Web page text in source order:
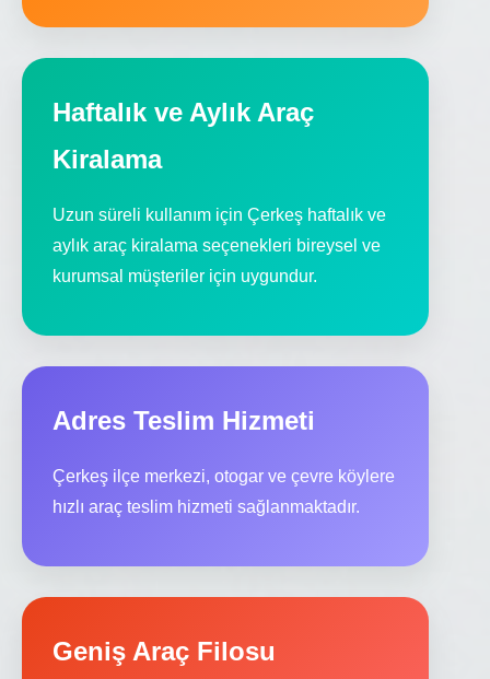
Haftalık ve Aylık Araç
Kiralama
Uzun süreli kullanım için Çerkeş haftalık ve
aylık araç kiralama seçenekleri bireysel ve
kurumsal müşteriler için uygundur.
Adres Teslim Hizmeti
Çerkeş ilçe merkezi, otogar ve çevre köylere
hızlı araç teslim hizmeti sağlanmaktadır.
Geniş Araç Filosu